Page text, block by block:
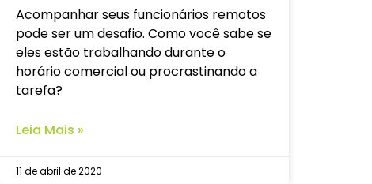
Acompanhar seus funcionários remotos
pode ser um desafio. Como você sabe se
eles estão trabalhando durante o
horário comercial ou procrastinando a
tarefa?
Leia Mais »
11 de abril de 2020